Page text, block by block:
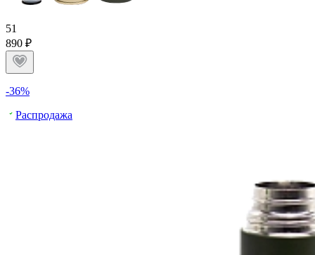
51
890 ₽
-36%
Распродажа